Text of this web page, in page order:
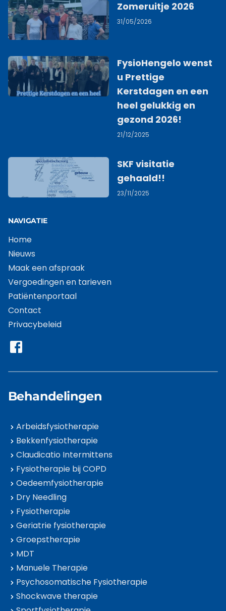
Zomeruitje 2026
31/05/2026
FysioHengelo wenst
u Prettige
Kerstdagen en een
heel gelukkig en
gezond 2026!
21/12/2025
SKF visitatie
gehaald!!
23/11/2025
NAVIGATIE
Home
Nieuws
Maak een afspraak
Vergoedingen en tarieven
Patiëntenportaal
Contact
Privacybeleid
Behandelingen
Arbeidsfysiotherapie
Bekkenfysiotherapie
Claudicatio Intermittens
Fysiotherapie bij COPD
Oedeemfysiotherapie
Dry Needling
Fysiotherapie
Geriatrie fysiotherapie
Groepstherapie
MDT
Manuele Therapie
Psychosomatische Fysiotherapie
Shockwave therapie